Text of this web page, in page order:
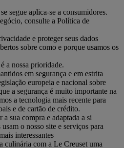
segue aplica-se a consumidores.
consulte a Política de
e proteger seus dados
sobre como e porque usamos os
a nossa prioridade.
em segurança e em estrita
europeia e nacional sobre
a segurança é muito importante na
a tecnologia mais recente para
e de cartão de crédito.
sua compra e adaptada a si
o nosso site e serviços para
interessantes
culinária com a Le Creuset uma